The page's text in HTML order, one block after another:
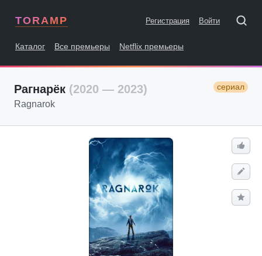
TORAMP Регистрация Войти
Каталог Все премьеры Netflix премьеры
Рагнарёк (2020 — 2023) сериал
Ragnarok